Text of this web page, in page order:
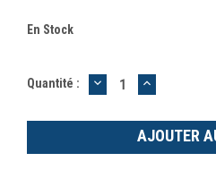
En Stock
Quantité : DIMINUER
LA
:
LA
: